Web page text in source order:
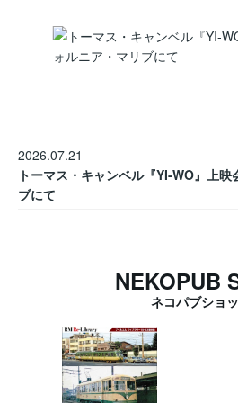
2026.07.21
トーマス・キャンベル『YI-WO』上
ブにて
NEKOPUB
ネコパブショ